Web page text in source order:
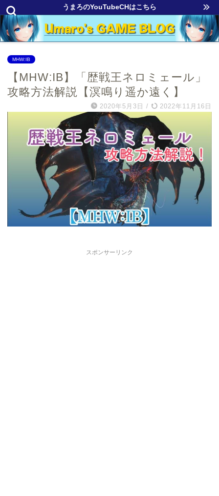
うまろのYouTubeCHはこちら
MHW:IB
【MHW:IB】「歴戦王ネロミェール」
攻略方法解説【溟鳴り遥か遠く】
2020年5月3日 / 2022年11月16日
スポンサーリンク